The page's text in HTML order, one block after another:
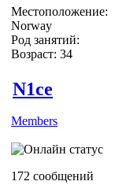
Местоположение:
Norway
Род занятий:
Возраст: 34
N1ce
Members
172 сообщений